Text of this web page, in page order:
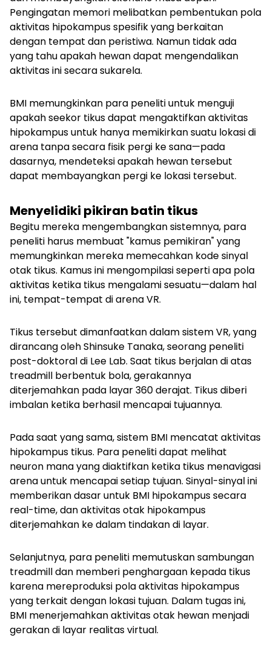
Pengingatan memori melibatkan pembentukan pola
aktivitas hipokampus spesifik yang berkaitan
dengan tempat dan peristiwa. Namun tidak ada
yang tahu apakah hewan dapat mengendalikan
aktivitas ini secara sukarela.
BMI memungkinkan para peneliti untuk menguji
apakah seekor tikus dapat mengaktifkan aktivitas
hipokampus untuk hanya memikirkan suatu lokasi di
arena tanpa secara fisik pergi ke sana—pada
dasarnya, mendeteksi apakah hewan tersebut
dapat membayangkan pergi ke lokasi tersebut.
Menyelidiki pikiran batin tikus
Begitu mereka mengembangkan sistemnya, para
peneliti harus membuat "kamus pemikiran" yang
memungkinkan mereka memecahkan kode sinyal
otak tikus. Kamus ini mengompilasi seperti apa pola
aktivitas ketika tikus mengalami sesuatu—dalam hal
ini, tempat-tempat di arena VR.
Tikus tersebut dimanfaatkan dalam sistem VR, yang
dirancang oleh Shinsuke Tanaka, seorang peneliti
post-doktoral di Lee Lab. Saat tikus berjalan di atas
treadmill berbentuk bola, gerakannya
diterjemahkan pada layar 360 derajat. Tikus diberi
imbalan ketika berhasil mencapai tujuannya.
Pada saat yang sama, sistem BMI mencatat aktivitas
hipokampus tikus. Para peneliti dapat melihat
neuron mana yang diaktifkan ketika tikus menavigasi
arena untuk mencapai setiap tujuan. Sinyal-sinyal ini
memberikan dasar untuk BMI hipokampus secara
real-time, dan aktivitas otak hipokampus
diterjemahkan ke dalam tindakan di layar.
Selanjutnya, para peneliti memutuskan sambungan
treadmilldan memberi penghargaan kepada tikus
karena mereproduksi pola aktivitas hipokampus
yang terkait dengan lokasi tujuan. Dalam tugas ini,
BMI menerjemahkan aktivitas otak hewan menjadi
gerakan di layar realitas virtual.